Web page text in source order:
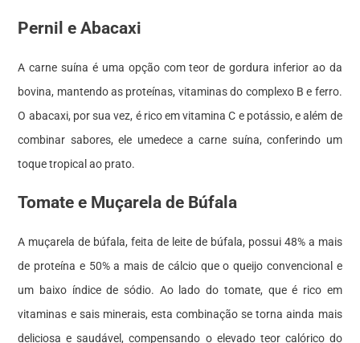
Pernil e Abacaxi
A carne suína é uma opção com teor de gordura inferior ao da
bovina, mantendo as proteínas, vitaminas do complexo B e ferro.
O abacaxi, por sua vez, é rico em vitamina C e potássio, e além de
combinar sabores, ele umedece a carne suína, conferindo um
toque tropical ao prato.
Tomate e Muçarela de Búfala
A muçarela de búfala, feita de leite de búfala, possui 48% a mais
de proteína e 50% a mais de cálcio que o queijo convencional e
um baixo índice de sódio. Ao lado do tomate, que é rico em
vitaminas e sais minerais, esta combinação se torna ainda mais
deliciosa e saudável, compensando o elevado teor calórico do